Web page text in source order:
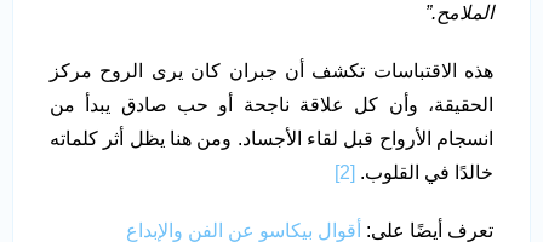
الملامح.”
هذه الاقتباسات تكشف أن جبران كان يرى الروح مركز
الحقيقة، وأن كل علاقة ناجحة أو حب صادق يبدأ من
انسجام الأرواح قبل لقاء الأجساد. ومن هنا يظل أثر كلماته
خالدًا في القلوب. [2]
تعرف أيضًا على: أقوال بيكاسو عن الفن والإبداع